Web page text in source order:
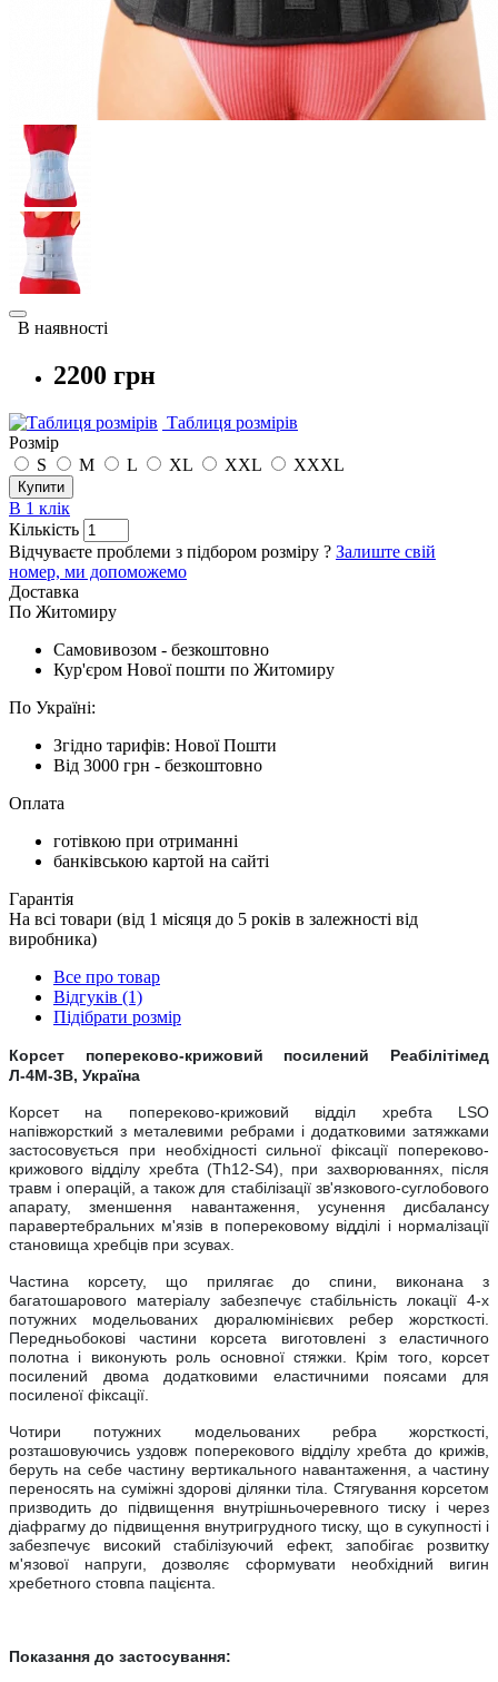
В наявності
2200 грн
Таблиця розмірів
Розмір
S
M L XL XXL XXXL
Купити
В 1 клік
Кількість
Відчуваєте проблеми з підбором розміру ? Залиште свій
номер, ми допоможемо
Доставка
По Житомиру
Cамовивозом - безкоштовно
Кур'єром Нової пошти по Житомиру
По Україні:
Згідно тарифів: Нової Пошти
Від 3000 грн - безкоштовно
Оплата
готівкою при отриманні
банківською картой на сайті
Гарантія
На всі товари (від 1 місяця до 5 років в залежності від
виробника)
Все про товар
Відгуків (1)
Підібрати розмір
Корсет попереково-крижовий посилений Реабілітімед
Л-4М-3В, Україна
Корсет на попереково-крижовий відділ хребта LSO
напівжорсткий з металевими ребрами і додатковими затяжками
застосовується при необхідності сильної фіксації попереково-
крижового відділу хребта (Th12-S4), при захворюваннях, після
травм і операцій, а також для стабілізації зв'язкового-суглобового
апарату, зменшення навантаження, усунення дисбалансу
паравертебральних м'язів в поперековому відділі і нормалізації
становища хребців при зсувах.
Частина корсету, що прилягає до спини, виконана з
багатошарового матеріалу забезпечує стабільність локації 4-х
потужних модельованих дюралюмінієвих ребер жорсткості.
Передньобокові частини корсета виготовлені з еластичного
полотна і виконують роль основної стяжки. Крім того, корсет
посилений двома додатковими еластичними поясами для
посиленої фіксації.
Чотири потужних модельованих ребра жорсткості,
розташовуючись уздовж поперекового відділу хребта до крижів,
беруть на себе частину вертикального навантаження, а частину
переносять на суміжні здорові ділянки тіла. Стягування корсетом
призводить до підвищення внутрішньочеревного тиску і через
діафрагму до підвищення внутригрудного тиску, що в сукупності і
забезпечує високий стабілізуючий ефект, запобігає розвитку
м'язової напруги, дозволяє сформувати необхідний вигин
хребетного стовпа пацієнта.
Показання до застосування: